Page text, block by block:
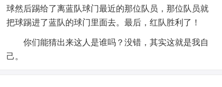
球然后踢给了离蓝队球门最近的那位队员，那位队员就
把球踢进了蓝队的球门里面去。最后，红队胜利了！
你们能猜出来这人是谁吗？没错，其实这就是我自
己。